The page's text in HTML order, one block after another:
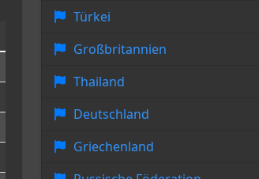
Türkei
Großbritannien
Thailand
Deutschland
Griechenland